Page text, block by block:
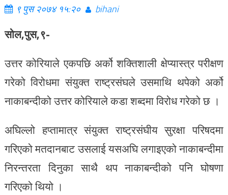
९ पुस २०७४ १५:२० bihani
सोल,पुस,९-
उत्तर कोरियाले एकपछि अर्को शक्तिशाली क्षेप्यास्त्र परीक्षण
गरेको विरोधमा संयुक्त राष्ट्रसंघले उसमाथि थपेको अर्को
नाकाबन्दीको उत्तर कोरियाले कडा शब्दमा विरोध गरेको छ ।
अघिल्लो हप्तामात्र संयुक्त राष्ट्रसंघीय सुरक्षा परिषदमा
गरिएको मतदानबाट उसलाई यसअघि लगाइएको नाकाबन्दीमा
निरन्तरता दिनुका साथै थप नाकाबन्दीको पनि घोषणा
गरिएको थियो ।